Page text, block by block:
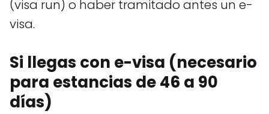
(visa run) o haber tramitado antes un e-
visa.
Si llegas con e-visa (necesario
para estancias de 46 a 90
días)